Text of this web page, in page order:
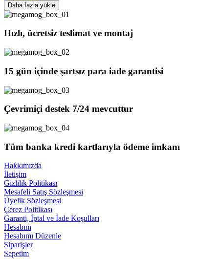
Daha fazla yükle
Hızlı, ücretsiz teslimat ve montaj
15 gün içinde şartsız para iade garantisi
Çevrimiçi destek 7/24 mevcuttur
Tüm banka kredi kartlarıyla ödeme imkanı
Hakkımızda
İletişim
Gizlilik Politikası
Mesafeli Satış Sözleşmesi
Üyelik Sözleşmesi
Çerez Politikası
Garanti, İptal ve İade Koşulları
Hesabım
Hesabımı Düzenle
Siparişler
Sepetim